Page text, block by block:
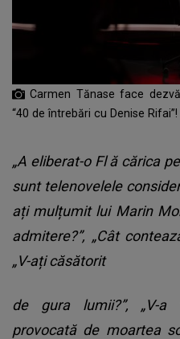
Carmen Tănase face
“40 de întrebări cu Denise Rifai”!
„A eliberat-o Flă cărica
sunt telenovelele
ați mulțumit lui Marin
admitere?”, „Cât
„V-ați căsătorit
de gura lumii?”, „V-a
provocată de moartea